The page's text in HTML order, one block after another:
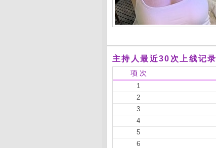
主持人最近30次上线记录
项 次
1
2
3
4
5
6